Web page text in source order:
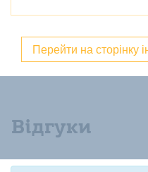
Перейти на сторінку
Відгуки